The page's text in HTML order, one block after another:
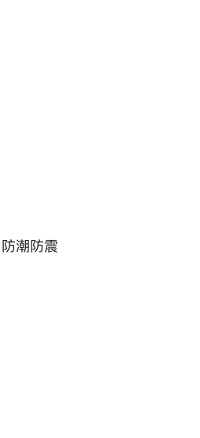
潮防震